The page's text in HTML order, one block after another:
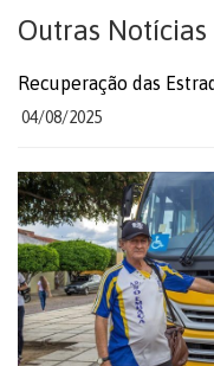
Outras Notícias
Recuperação das
04/08/2025